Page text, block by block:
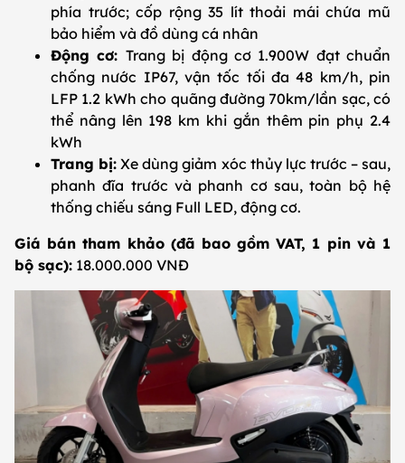
phía trước; cốp rộng 35 lít thoải mái chứa mũ
bảo hiểm và đồ dùng cá nhân
Động cơ: Trang bị động cơ 1.900W đạt chuẩn
chống nước IP67, vận tốc tối đa 48 km/h, pin
LFP 1.2 kWh cho quãng đường 70km/lần sạc, có
thể nâng lên 198 km khi gắn thêm pin phụ 2.4
kWh
Trang bị: Xe dùng giảm xóc thủy lực trước – sau,
phanh đĩa trước và phanh cơ sau, toàn bộ hệ
thống chiếu sáng Full LED, động cơ.
Giá bán tham khảo (đã bao gồm VAT, 1 pin và 1
bộ sạc): 18.000.000 VNĐ